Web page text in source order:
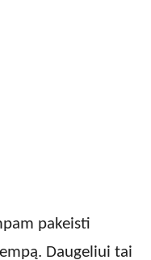
pakeisti
Daugeliui tai